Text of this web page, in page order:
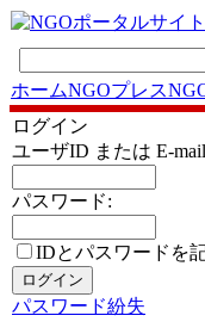
ホームNGOプレス
ログイン
ユーザID または E-
パスワード:
IDとパスワードを
パスワード紛失